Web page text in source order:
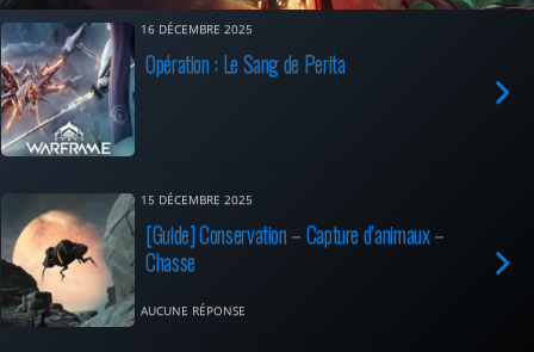
16 DÉCEMBRE 2025
Opération : Le Sang de Perita
15 DÉCEMBRE 2025
[Guide] Conservation – Capture d’animaux –
Chasse
AUCUNE RÉPONSE